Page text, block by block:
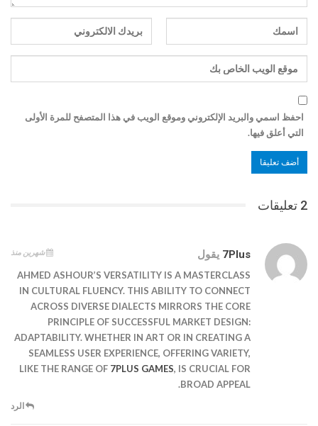
احفظ اسمي والبريد الإلكتروني وموقع الويب في هذا المتصفح للمرة الأولى
التي أعلق فيها.
2 تعليقات
7Plus يقول شهرين منذ
AHMED ASHOUR’S VERSATILITY IS A MASTERCLASS
IN CULTURAL FLUENCY. THIS ABILITY TO CONNECT
ACROSS DIVERSE DIALECTS MIRRORS THE CORE
PRINCIPLE OF SUCCESSFUL MARKET DESIGN:
ADAPTABILITY. WHETHER IN ART OR IN CREATING A
SEAMLESS USER EXPERIENCE, OFFERING VARIETY,
LIKE THE RANGE OF 7PLUS GAMES, IS CRUCIAL FOR
BROAD APPEAL.
الرد